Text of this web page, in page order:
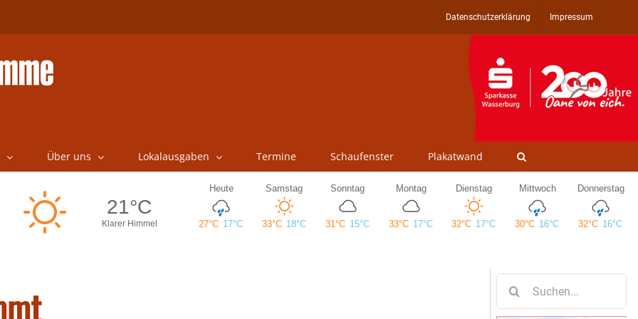
Datenschutzerklärung Impressum
Über uns Lokalausgaben Termine Schaufenster Plakatwand
nach: